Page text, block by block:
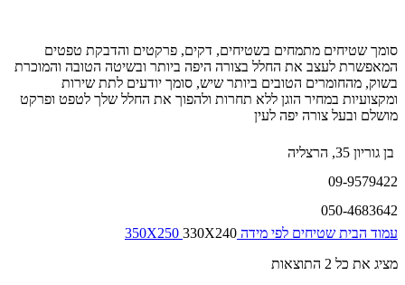
סומך שטיחים מתמחים בשטיחים, דקים, פרקטים והדבקת טפטים
המאפשרת לעצב את החלל בצורה היפה ביותר ובשיטה הטובה והמוכרת
בשוק, מהחומרים הטובים ביותר שיש, סומך יודעים לתת שירות
ומקצועיות במחיר הוגן ללא תחרות ולהפוך את החלל שלך לטפט ופרקט
מושלם ובעל צורה יפה לעין
בן גוריון 35, הרצליה
09-9579422
050-4683642
עמוד הבית שטיחים לפי מידה 350X250 330X240
מציג את כל 2 התוצאות